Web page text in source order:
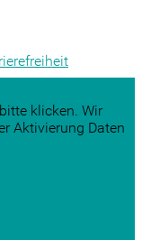
klicken. Wir
Aktivierung Daten